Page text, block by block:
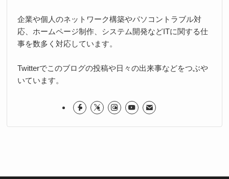
企業や個人のネットワーク構築やパソコントラブル対
応、ホームページ制作、システム開発などITに関する仕
事を数多く対応しています。
Twitterでこのブログの投稿や日々の出来事などをつぶや
いています。